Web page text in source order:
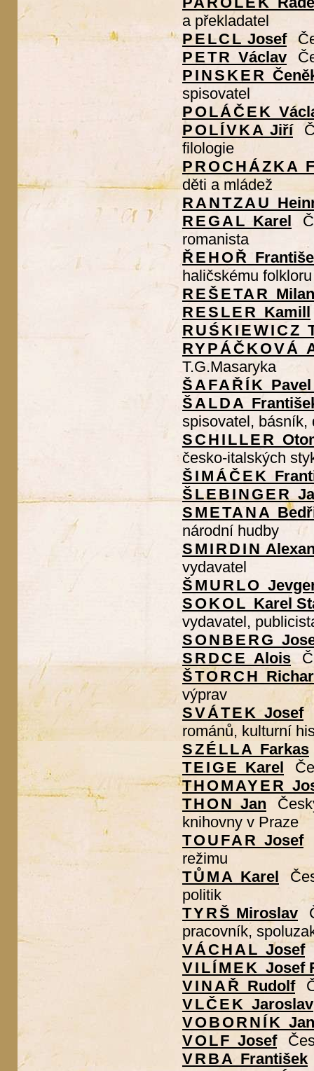
a překladatel
PELCL Josef
PETR Václav
PINSKER
spisovatel
POLÁČEK
POLÍVKA Jiří
filologie
PROCHÁZKA
děti a mládež
RANTZAU
REGAL Karel
romanista
ŘEHOŘ
haličskému folkloru
REŠETAR Milan
RESLER Kamill
RUŚKIEWICZ
RYPÁČKOVÁ
T.G.Masaryka
ŠAFAŘÍK
ŠALDA
spisovatel, básník,
SCHILLER
česko-italských
ŠIMÁČEK
ŠLEBINGER
SMETANA
národní hudby
SMIRDIN
vydavatel
ŠMURLO
SOKOL Karel
vydavatel,
SONBERG
SRDCE Alois
ŠTORCH
výprav
SVÁTEK Josef
románů, kulturní
SZÉLLA Farkas
TEIGE Karel
THOMAYER
THON Jan
knihovny v Praze
TOUFAR Josef
režimu
TŮMA Karel
politik
TYRŠ Miroslav
pracovník,
VÁCHAL Josef
VILÍMEK Josef
VINAŘ Rudolf
VLČEK Jaroslav
VOBORNÍK Jan
VOLF Josef
VRBA František